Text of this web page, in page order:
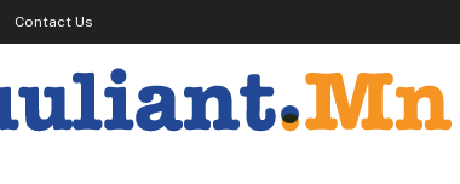
Contact Us